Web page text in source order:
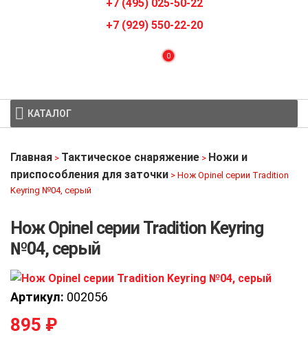
0
+7 (495) 025-50-22
+7 (929) 550-22-20
КАТАЛОГ
Главная > Тактическое снаряжение > Ножи и
приспособления для заточки > Нож Opinel серии Tradition
Keyring №04, серый
Нож Opinel серии Tradition Keyring
№04, серый
Артикул: 002056
895 ₽